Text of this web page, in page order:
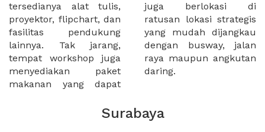
tersedianya alat tulis,
proyektor, flipchart, dan
fasilitas pendukung
lainnya. Tak jarang,
tempat workshop juga
menyediakan paket
makanan yang dapat
juga berlokasi di
ratusan lokasi strategis
yang mudah dijangkau
dengan busway, jalan
raya maupun angkutan
daring.
Surabaya